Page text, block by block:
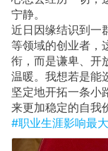
宁静。
近日因缘结识到一
等领域的创业者，
衔，而是谦卑、开
温暖。我想若是能
坚定地开拓一条小
来更加稳定的自我
#职业生涯影响最